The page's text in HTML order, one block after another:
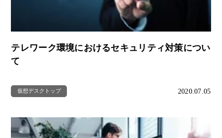
テレワーク環境におけるセキュリティ対策につい
て
仮想デスクトップ 2020.07.05